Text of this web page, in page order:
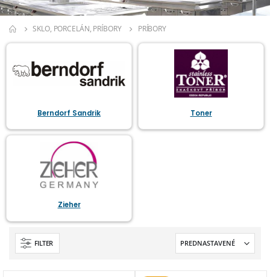
SKLO, PORCELÁN, PRÍBORY PRÍBORY
Berndorf Sandrik Toner
Zieher
FILTER